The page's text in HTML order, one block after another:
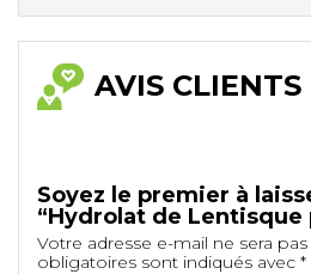
AVIS CLIENTS
Soyez le premier à
“Hydrolat de Lentisque
Votre adresse e-mail ne sera
obligatoires sont indiqués avec *